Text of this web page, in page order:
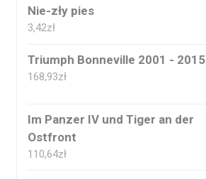
Nie-zły pies
3,42zł
Triumph Bonneville 2001 - 2015
168,93zł
Im Panzer IV und Tiger an der
Ostfront
110,64zł